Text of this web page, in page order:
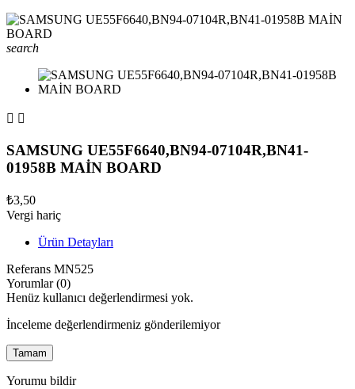
search
 
SAMSUNG UE55F6640,BN94-07104R,BN41-
01958B MAİN BOARD
₺3,50
Vergi hariç
Ürün Detayları
Referans MN525
Yorumlar (0)
Henüz kullanıcı değerlendirmesi yok.
İnceleme değerlendirmeniz gönderilemiyor
Tamam
Yorumu bildir